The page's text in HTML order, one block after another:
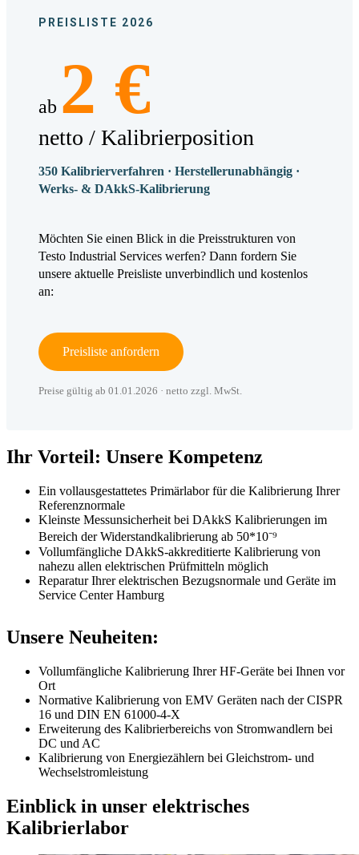
PREISLISTE 2026
ab 2 €
netto / Kalibrierposition
350 Kalibrierverfahren · Herstellerunabhängig ·
Werks- & DAkkS-Kalibrierung
Möchten Sie einen Blick in die Preisstrukturen von
Testo Industrial Services werfen? Dann fordern Sie
unsere aktuelle Preisliste unverbindlich und kostenlos
an:
Preisliste anfordern
Preise gültig ab 01.01.2026 · netto zzgl. MwSt.
Ihr Vorteil: Unsere Kompetenz
Ein vollausgestattetes Primärlabor für die Kalibrierung Ihrer
Referenznormale
Kleinste Messunsicherheit bei DAkkS Kalibrierungen im
Bereich der Widerstandkalibrierung ab 50*10⁻⁹
Vollumfängliche DAkkS-akkreditierte Kalibrierung von
nahezu allen elektrischen Prüfmitteln möglich
Reparatur Ihrer elektrischen Bezugsnormale und Geräte im
Service Center Hamburg
Unsere Neuheiten:
Vollumfängliche Kalibrierung Ihrer HF-Geräte bei Ihnen vor
Ort
Normative Kalibrierung von EMV Geräten nach der CISPR
16 und DIN EN 61000-4-X
Erweiterung des Kalibrierbereichs von Stromwandlern bei
DC und AC
Kalibrierung von Energiezählern bei Gleichstrom- und
Wechselstromleistung
Einblick in unser elektrisches
Kalibrierlabor